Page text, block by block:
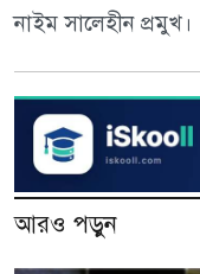
নাইম সালেহীন প্রমুখ।
আরও পড়ুন